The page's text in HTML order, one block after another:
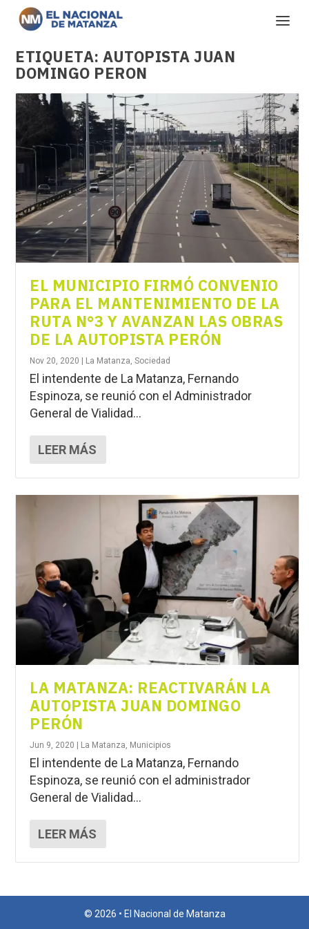
ETIQUETA:AUTOPISTA JUAN
DOMINGO PERON
EL MUNICIPIO FIRMÓ CONVENIO
PARA EL MANTENIMIENTO DE LA
RUTA N°3 Y AVANZAN LAS OBRAS
DE LA AUTOPISTA PERÓN
Nov 20, 2020 La Matanza,Sociedad
El intendente de La Matanza, Fernando
Espinoza, se reunió con el Administrador
General de Vialidad...
LEER MÁS
LA MATANZA: REACTIVARÁN LA
AUTOPISTA JUAN DOMINGO
PERÓN
Jun 9, 2020 | La Matanza Municipios
El intendente de La Matanza, Fernando
Espinoza, se reunió con el administrador
General de Vialidad...
LEER MÁS
© 2026 • El Nacional de Matanza